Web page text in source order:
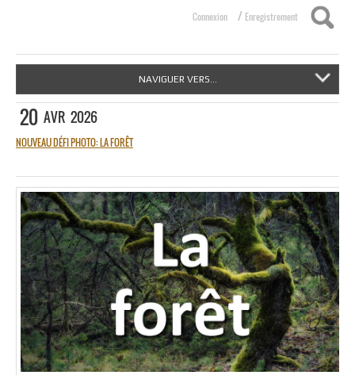
Connexion / Enregistrement
NAVIGUER VERS...
20 AVR 2026
NOUVEAU DÉFI PHOTO: LA FORÊT